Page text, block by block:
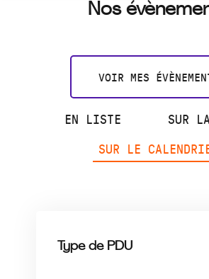
Nos
VOIR MES
EN LISTE
SUR
SUR LE
Type de PDU